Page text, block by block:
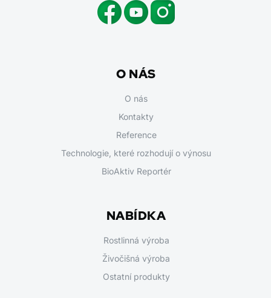
O NÁS
O nás
Kontakty
Reference
Technologie, které rozhodují o výnosu
BioAktiv Reportér
NABÍDKA
Rostlinná výroba
Živočišná výroba
Ostatní produkty